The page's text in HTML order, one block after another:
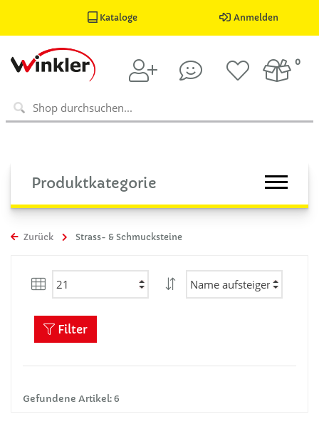
Kataloge Anmelden
0
Produktkategorie
Zurück Strass- & Schmucksteine
Gefundene Artikel: 6
Filter